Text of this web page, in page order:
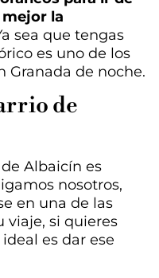
la
sea que tengas
es uno de los
Granada de noche.
de
Albaicín es
nosotros,
en una de las
viaje, si quieres
es dar ese